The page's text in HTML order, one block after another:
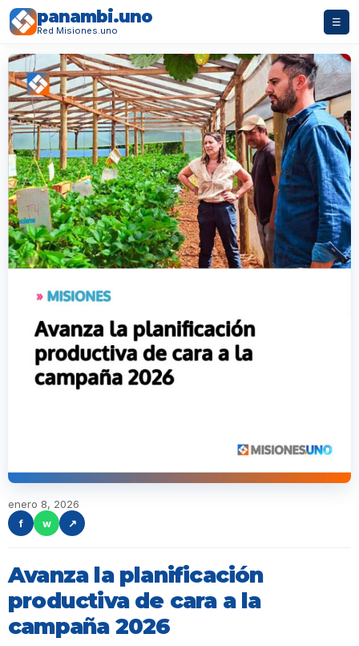
panambi.uno
Red Misiones.uno
☰
enero 8, 2026
f
w ↗
Avanza la planificación
productiva de cara a la
campaña 2026